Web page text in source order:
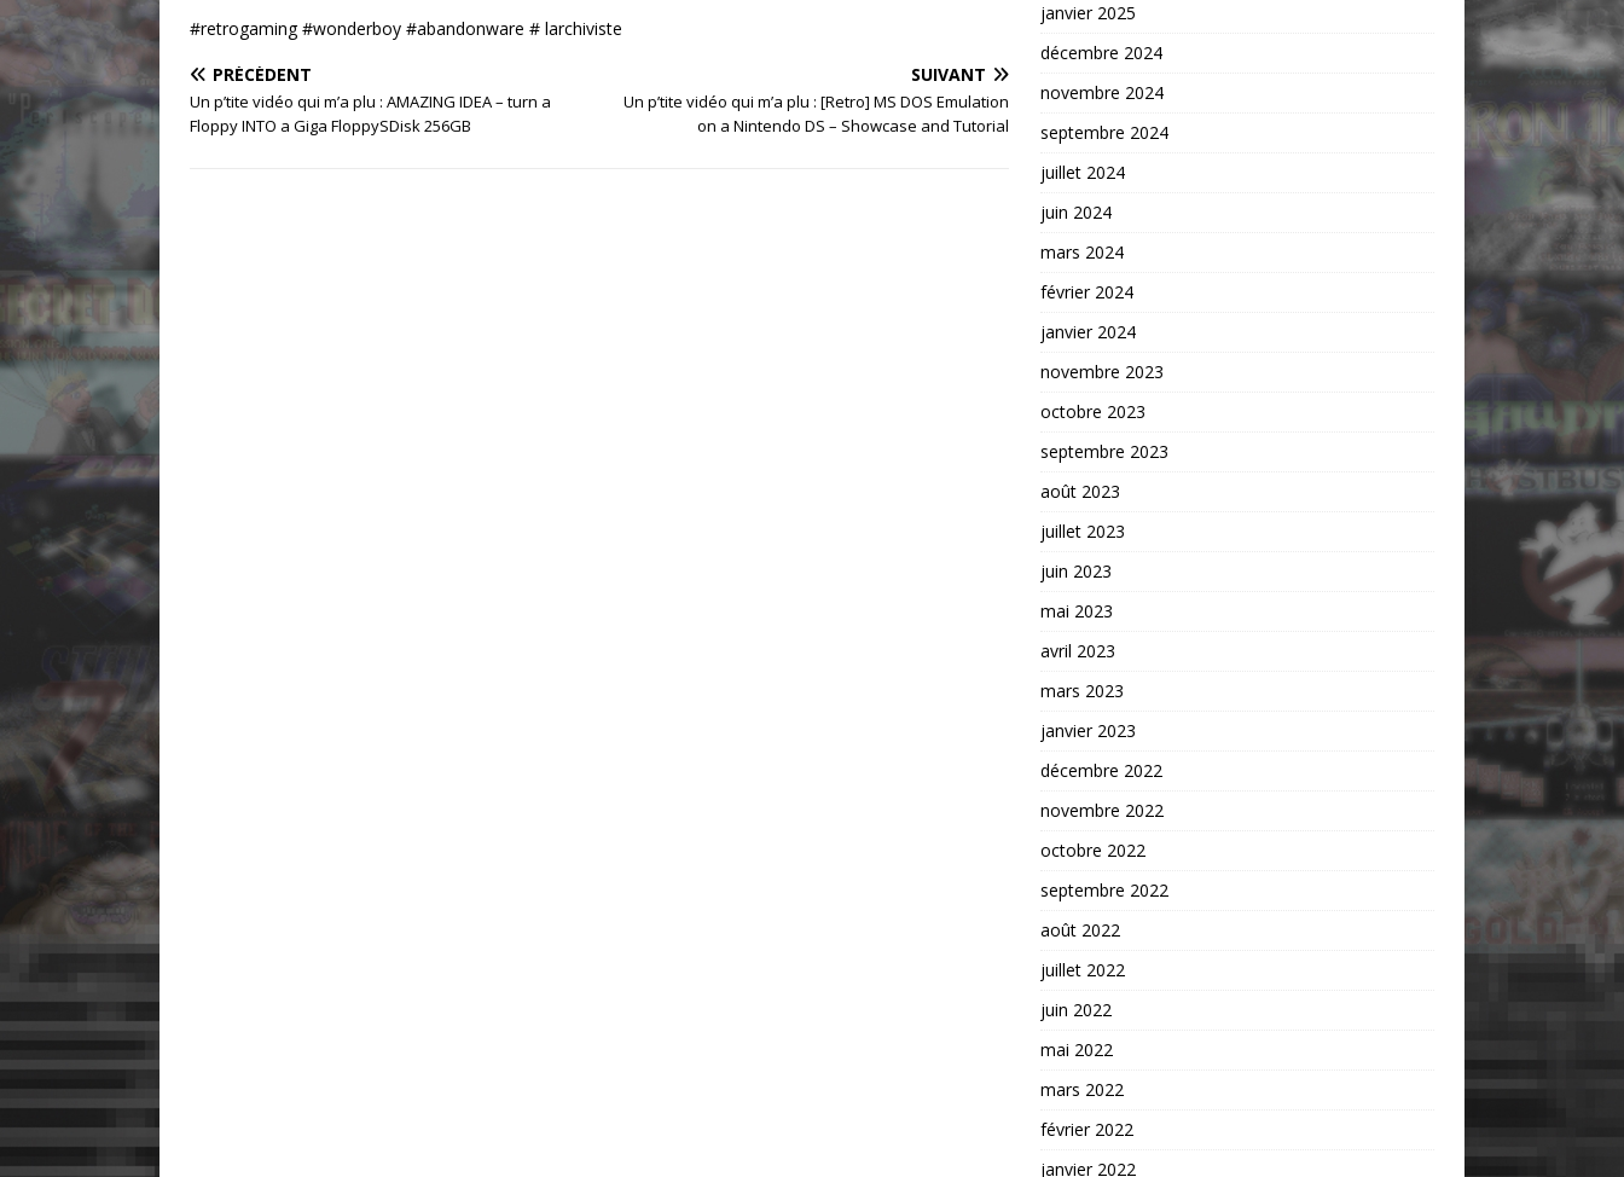
#retrogaming #wonderboy #abandonware # larchiviste
PRÉCÉDENT
Un p’tite vidéo qui m’a plu : AMAZING IDEA – turn a
Floppy INTO a Giga FloppySDisk 256GB
SUIVANT
Un p’tite vidéo qui m’a plu : [Retro] MS DOS Emulation
on a Nintendo DS – Showcase and Tutorial
janvier 2025
décembre 2024
novembre 2024
septembre 2024
juillet 2024
juin 2024
mars 2024
février 2024
janvier 2024
novembre 2023
octobre 2023
septembre 2023
août 2023
juillet 2023
juin 2023
mai 2023
avril 2023
mars 2023
janvier 2023
décembre 2022
novembre 2022
octobre 2022
septembre 2022
août 2022
juillet 2022
juin 2022
mai 2022
mars 2022
février 2022
janvier 2022